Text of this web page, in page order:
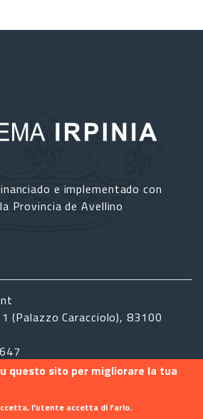
e implementado con
Provincia de Avellino
(Palazzo Caracciolo), 83100
questo sito per migliorare la tua
l'utente accetta di farlo.